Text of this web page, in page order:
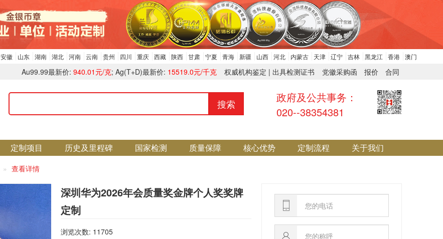
安徽 山东 湖南 湖北 河南 云南 贵州 四川 重庆 西藏 陕西 甘肃 宁夏 青海 新疆 山西 河北 内蒙古 天津 辽宁 吉林 黑龙江 香港 澳门
党徽采购函 报价 合同
权威机构鉴定 | 出具检测证书
Au99.99最新价: 940.01元/克; Ag(T+D)最新价: 15519.0元/千克
搜索
政府及公共事务：
020--38354381
定制项目 历史及里程碑 国家检测 质量保障 核心优势 定制流程 关于我们
查看详情
深圳华为2026年会质量奖金牌个人奖奖牌
定制
浏览次数: 11705